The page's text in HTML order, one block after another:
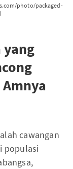
photo/packaged-
yang
cawangan
populasi